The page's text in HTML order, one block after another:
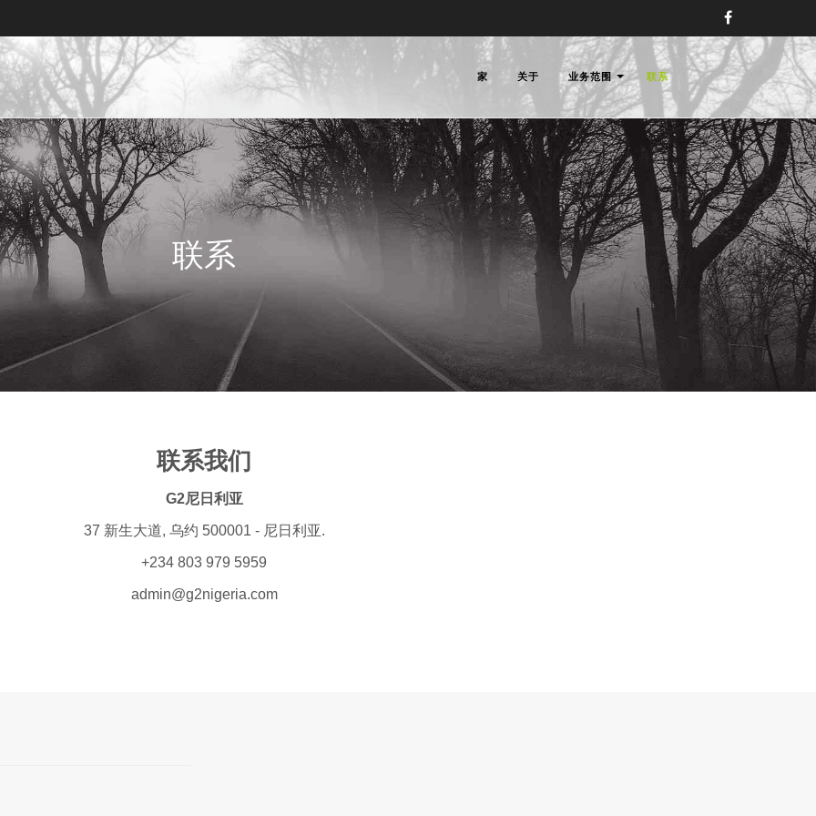
的专利律师事务所, 尼日利亚的知识产权律师事务所,
事务所在尼日利亚, 尼日利亚的知识产权律师事务所
家 关于 业务范围 联系
联系
联系我们
G2尼日利亚
37 新生大道, 乌约 500001 - 尼日利亚.
+234 803 979 5959
admin@g2nigeria.com